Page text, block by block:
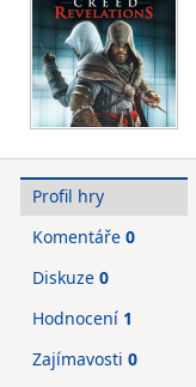
Profil hry
Komentáře 0
Diskuze 0
Hodnocení 1
Zajímavosti 0